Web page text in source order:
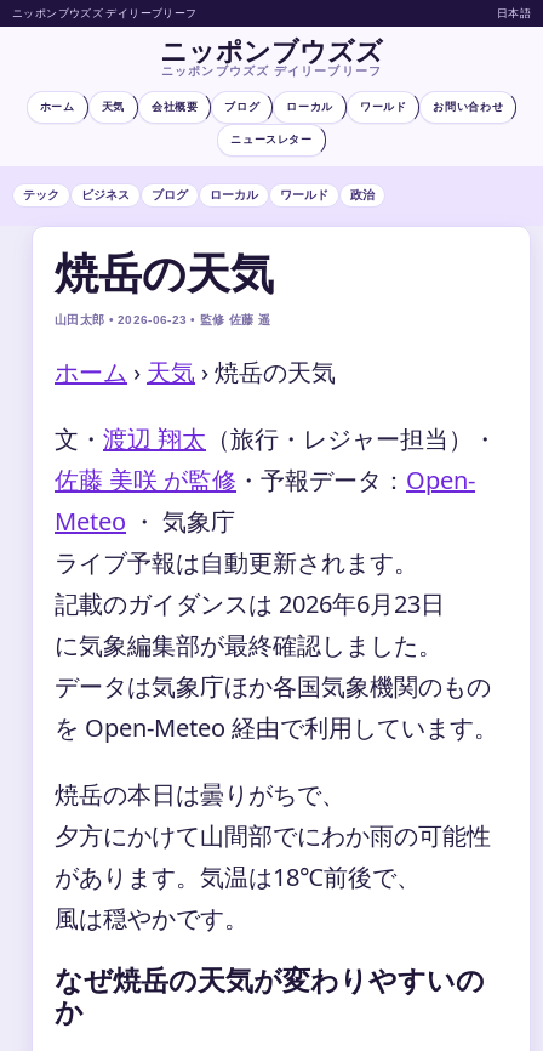
ニッポンブウズズ デイリーブリーフ 日本語
ニッポンブウズズ
ニッポンブウズズ デイリーブリーフ
ホーム 天気 会社概要 ブログ ローカル ワールド お問い合わせ
ニュースレター
テック ビジネス ブログ ローカル ワールド 政治
焼岳の天気
山田太郎 • 2026-06-23 • 監修 佐藤 遥
ホーム › 天気 ›焼岳の天気
文・ 渡辺 翔太 （旅行・レジャー担当）
・
佐藤 美咲 が監修 ・ 予報データ： Open-
Meteo ・ 気象庁
ライブ予報は自動更新されます。
記載のガイダンスは 2026年6月23日
に気象編集部が最終確認しました。
データは気象庁ほか各国気象機関のもの
を Open-Meteo 経由で利用しています。
焼岳の本日は曇りがちで、
夕方にかけて山間部でにわか雨の可能性
があります。気温は18℃前後で、
風は穏やかです。
なぜ焼岳の天気が変わりやすいの
か